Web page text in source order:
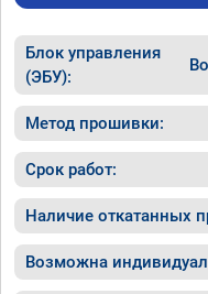
Блок управления
(ЭБУ):
Метод прошивки:
Срок работ:
Наличие откатанных
Возможна